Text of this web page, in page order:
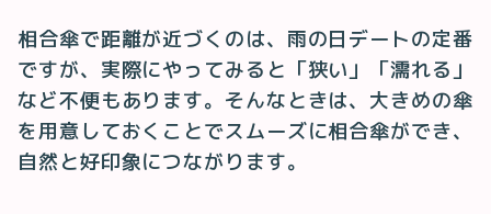
相合傘で距離が近づくのは、雨の日デートの定番
ですが、実際にやってみると「狭い」「濡れる」
など不便もあります。そんなときは、大きめの傘
を用意しておくことでスムーズに相合傘ができ、
自然と好印象につながります。